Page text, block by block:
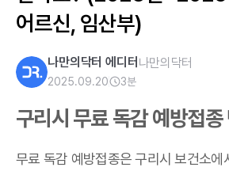
어르신, 임산부)
나만의닥터 에디터 나만의닥터
2025.09.20 3분
구리시 무료 독감 예방접종
무료 독감 예방접종은 구리시 보건소에